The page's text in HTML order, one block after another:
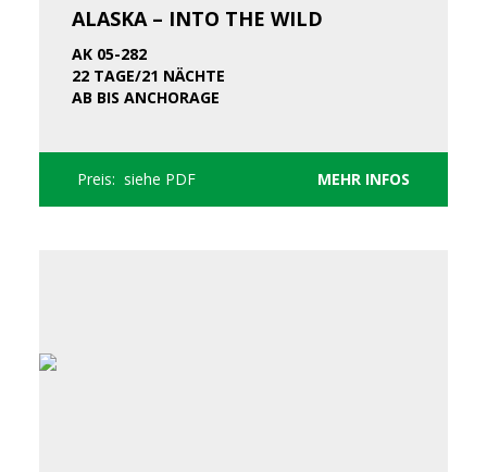
ALASKA – INTO THE WILD
AK 05-282
22 TAGE/21 NÄCHTE
AB BIS ANCHORAGE
Preis: siehe PDF MEHR INFOS